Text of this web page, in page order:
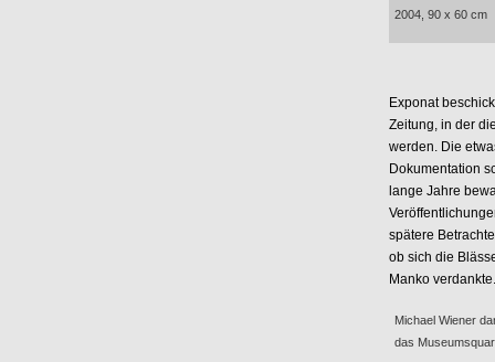
2004, 90 x 60 cm
Exponat
Zeitung, in der
werden. Die
Dokumentation
lange Jahre
spätere
ob sich die
Manko verdankte.
Michael Wiener
das